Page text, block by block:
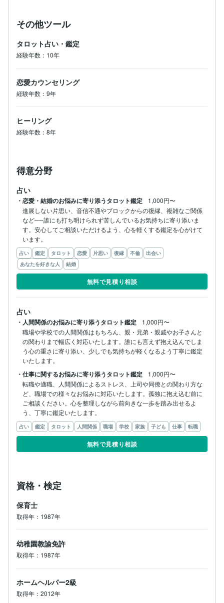
その他ツール
タロット占い・鑑定
経験年数：10年
恋愛カウンセリング
経験年数：9年
ヒーリング
経験年数：8年
得意分野
占い
・恋愛・結婚のお悩みに寄り添うタロット鑑定
1,000円〜
進展しない片思い、音信不通やブロックからの復縁、複雑なご関係
など──誰にも打ち明けられず苦しんでいるお気持ちに寄り添いま
す。安心してご相談いただけるよう、心を軽くする鑑定を心がけて
います。
占い 鑑定 タロット 恋愛 片思い 復縁 不倫
出会い
あなたを好きな人
結婚
無料で見積り相談
占い
・人間関係のお悩みに寄り添うタロット鑑定
1,000円〜
職場や学校での人間関係はもちろん、親・兄弟・親戚やお子さんと
の関わりまで幅広く対応いたします。誰にも言えず抱え込んでしま
う心の重さに寄り添い、少しでも気持ちが軽くなるよう丁寧に鑑定
いたします。
・仕事に関するお悩みに寄り添うタロット鑑定
1,000円〜
転職や適職、人間関係によるストレス、上司や同僚との関わり方な
ど、職場での様々なお悩みに対応いたします。孤独に抱え込む前に
ご相談ください。心を整理しながら前向きな一歩を踏み出せるよ
う、丁寧に鑑定いたします。
占い 鑑定 タロット 人間関係 職場 学校 家族 子ども 仕事 転職
無料で見積り相談
資格・検定
保育士
取得年：1987年
幼稚園教諭免許
取得年：1987年
ホームヘルパー2級
取得年：2012年